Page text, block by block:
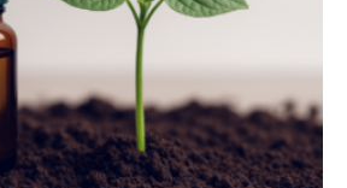
Stechmückenlarve in Bernstein
ersten Fossilfund einer
Mesozoikum dar, denn…